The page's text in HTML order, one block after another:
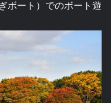
ボート）でのボート遊